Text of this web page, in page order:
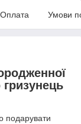
Оплата Умови
подарувати